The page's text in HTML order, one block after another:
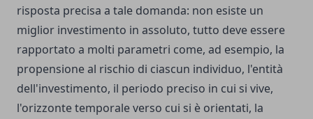
risposta precisa a tale domanda: non esiste un
miglior investimento in assoluto, tutto deve essere
rapportato a molti parametri come, ad esempio, la
propensione al rischio di ciascun individuo, l'entità
dell'investimento, il periodo preciso in cui si vive,
l'orizzonte temporale verso cui si è orientati, la